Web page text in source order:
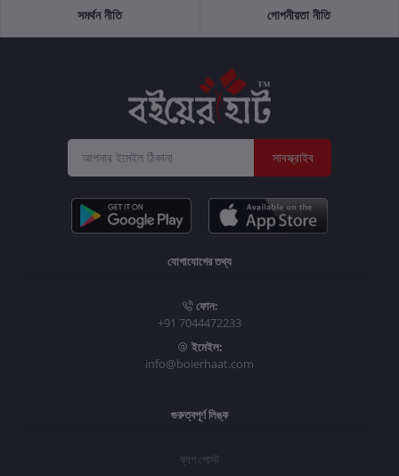
সমর্থন নীতি গোপনীয়তা নীতি
সাবস্ক্রাইব
যোগাযোগের তথ্য
ফোন:
+91 7044472233
ইমেইল:
info@boierhaat.com
গুরুত্বপূর্ণ লিঙ্ক
ব্লগ পোস্ট